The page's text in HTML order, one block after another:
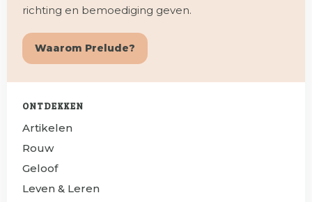
richting en bemoediging geven.
Waarom Prelude?
ONTDEKKEN
Artikelen
Rouw
Geloof
Leven & Leren